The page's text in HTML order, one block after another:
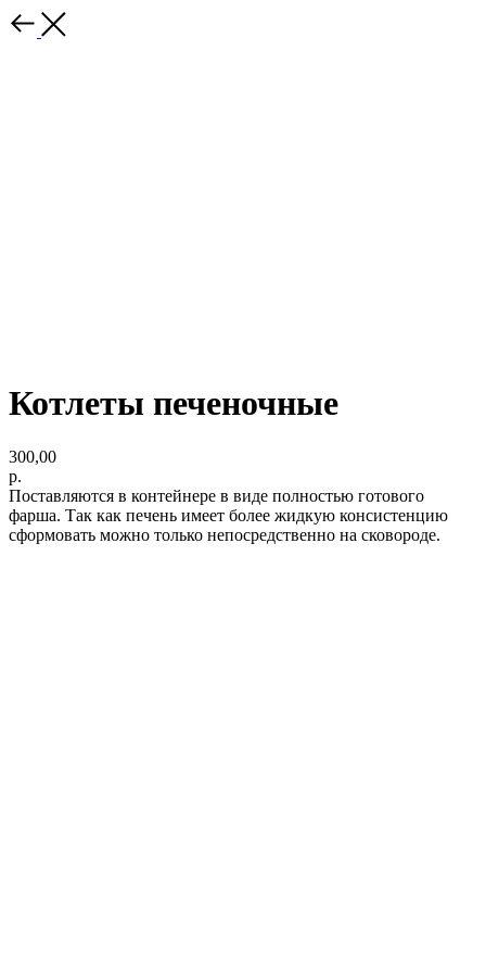
Котлеты печеночные
300,00
р.
Поставляются в контейнере в виде полностью готового
фарша. Так как печень имеет более жидкую консистенцию
сформовать можно только непосредственно на сковороде.